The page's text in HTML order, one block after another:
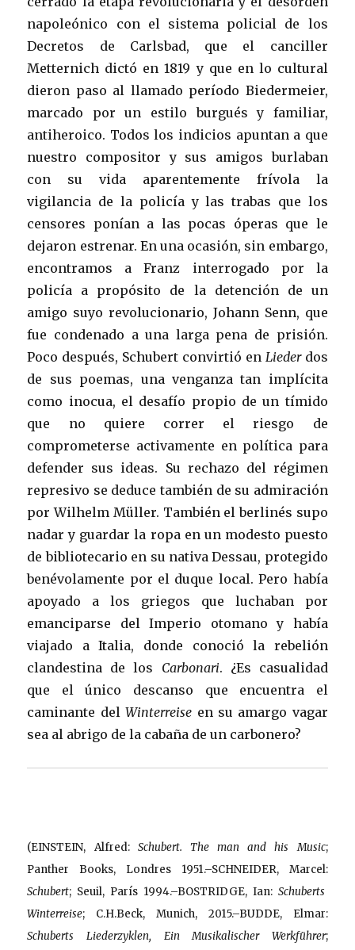
napoleónico con el sistema policial de los
Decretos de Carlsbad, que el canciller
Metternich dictó en 1819 y que en lo cultural
dieron paso al llamado período Biedermeier,
marcado por un estilo burgués y familiar,
antiheroico. Todos los indicios apuntan a que
nuestro compositor y sus amigos burlaban
con su vida aparentemente frívola la
vigilancia de la policía y las trabas que los
censores ponían a las pocas óperas que le
dejaron estrenar. En una ocasión, sin embargo,
encontramos a Franz interrogado por la
policía a propósito de la detención de un
amigo suyo revolucionario, Johann Senn, que
fue condenado a una larga pena de prisión.
Poco después, Schubert convirtió en Liederdos
de sus poemas, una venganza tan implícita
como inocua, el desafío propio de un tímido
que no quiere correr el riesgo de
comprometerse activamente en política para
defender sus ideas. Su rechazo del régimen
represivo se deduce también de su admiración
por Wilhelm Müller. También el berlinés supo
nadar y guardar la ropa en un modesto puesto
de bibliotecario en su nativa Dessau, protegido
benévolamente por el duque local. Pero había
apoyado a los griegos que luchaban por
emanciparse del Imperio otomano y había
viajado a Italia, donde conoció la rebelión
clandestina de los Carbonari. ¿Es casualidad
que el único descanso que encuentra el
caminante del Winterreise en su amargo vagar
sea al abrigo de la cabaña de un carbonero?
(EINSTEIN, Alfred: Schubert. The man and his Music;
Panther Books, Londres 1951.–SCHNEIDER, Marcel:
Schubert; Seuil, París 1994.–BOSTRIDGE, Ian: Schuberts
Winterreise; C.H.Beck, Munich, 2015.–BUDDE, Elmar:
Schuberts Liederzyklen, Ein Musikalischer Werkführer;